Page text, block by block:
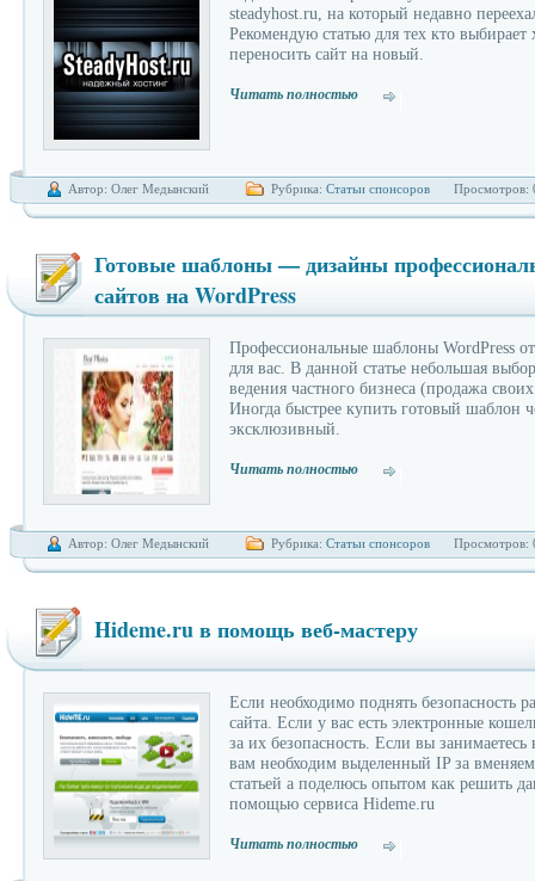
на
блога
steadyhost.ru, на который недавно
Рекомендую статью для тех кто выбирает
переносить сайт на новый.
Читать полностью
Автор: Олег Медынский Рубрика: Статьи спонсоров Просмотров:
Готовые шаблоны — дизайны
сайтов на WordPress
Профессиональные шаблоны WordPress
для вас. В данной статье небольшая
ведения частного бизнеса (продажа
Иногда быстрее купить готовый шаблон
эксклюзивный.
Читать полностью
Автор: Олег Медынский Рубрика: Статьи спонсоров Просмотров:
Hideme.ru в помощь веб-мастеру
Если необходимо поднять безопасность
сайта. Если у вас есть электронные
за их безопасность. Если вы
вам необходим выделенный IP за
статьей а поделюсь опытом как решить
помощью сервиса Hideme.ru
Читать полностью